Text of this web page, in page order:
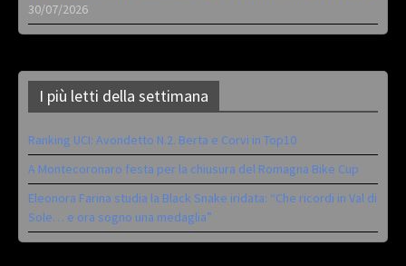
30/07/2026
I più letti della settimana
Ranking UCI: Avondetto N.2. Berta e Corvi in Top10
A Montecoronaro festa per la chiusura del Romagna Bike Cup
Eleonora Farina studia la Black Snake iridata: “Che ricordi in Val di
Sole… e ora sogno una medaglia”